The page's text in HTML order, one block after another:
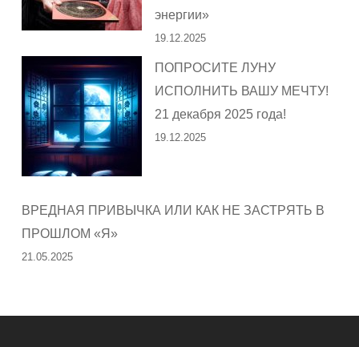
энергии»
19.12.2025
ПОПРОСИТЕ ЛУНУ
ИСПОЛНИТЬ ВАШУ МЕЧТУ!
21 декабря 2025 года!
19.12.2025
ВРЕДНАЯ ПРИВЫЧКА ИЛИ КАК НЕ ЗАСТРЯТЬ В
ПРОШЛОМ «Я»
21.05.2025